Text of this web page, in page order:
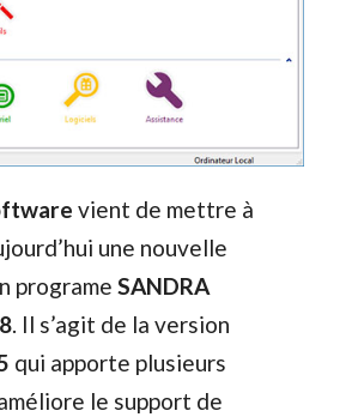
vient de mettre à
une nouvelle
programe SANDRA
. Il s’agit de la version
qui apporte plusieurs
le support de